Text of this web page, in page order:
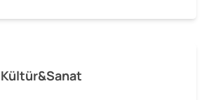
Kültür&Sanat